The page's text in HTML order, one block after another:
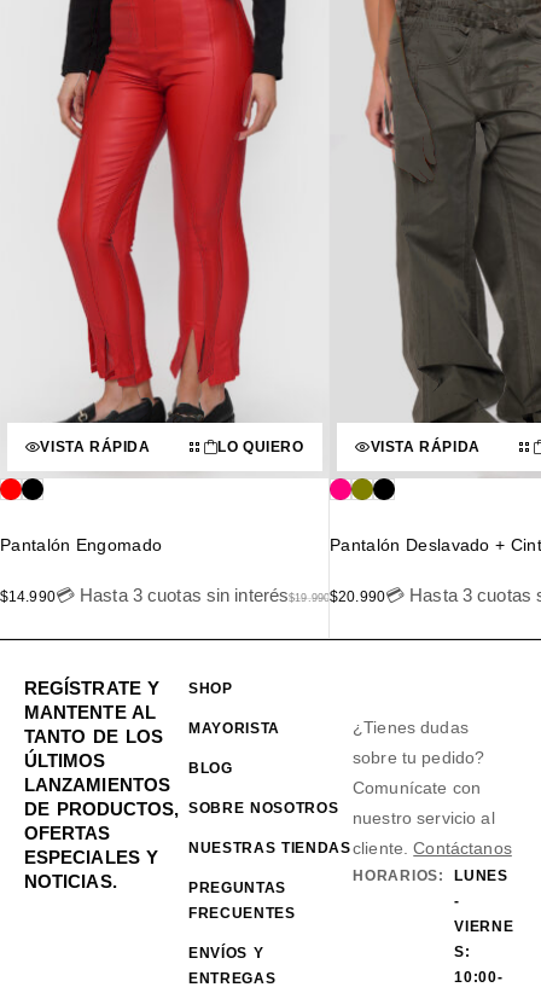
VISTA RÁPIDA LO QUIERO
Pantalón Engomado
$19.990
$14.990💳 Hasta 3 cuotas sin interés
VISTA RÁPIDA
Pantalón Deslavado +
$20.990💳 Hasta 3 cuotas
REGÍSTRATE Y
MANTENTE AL
TANTO DE LOS
ÚLTIMOS
LANZAMIENTOS
DE PRODUCTOS,
OFERTAS
ESPECIALES Y
NOTICIAS.
SHOP
MAYORISTA
BLOG
SOBRE NOSOTROS
NUESTRAS TIENDAS
PREGUNTAS
FRECUENTES
ENVÍOS Y
ENTREGAS
¿Tienes dudas
sobre tu pedido?
Comunícate con
nuestro servicio al
cliente.Contáctanos
HORARIOS:
LUNES
-
VIERNE
S:
10:00-